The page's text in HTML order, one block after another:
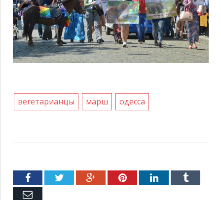
вегетарианцы марш одесса
FacebookTwitter Google+PinterestLinkedInTumblr
Емейл